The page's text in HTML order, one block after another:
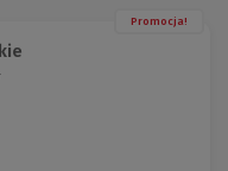
Promocja!